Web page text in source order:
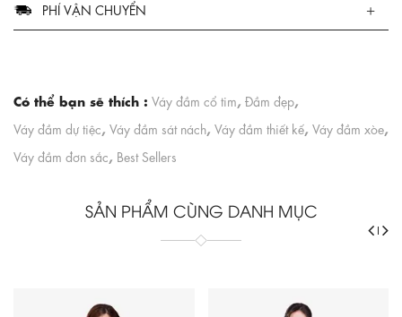
PHÍ VẬN CHUYỂN
Có thể bạn sẽ thích : Váy đầm cổ tim, Đầm đẹp,
Váy đầm dự tiệc, Váy đầm sát nách, Váy đầm thiết kế, Váy đầm xòe,
Váy đầm đơn sắc, Best Sellers
SẢN PHẨM CÙNG DANH MỤC